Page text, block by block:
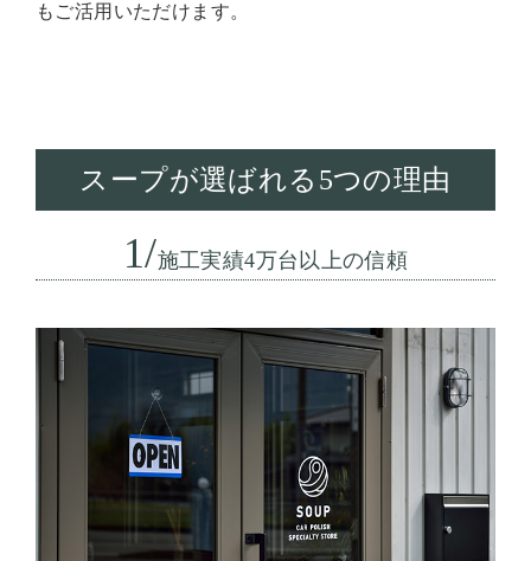
もご活用いただけます。
スープが選ばれる5つの理由
1/施工実績4万台以上の信頼